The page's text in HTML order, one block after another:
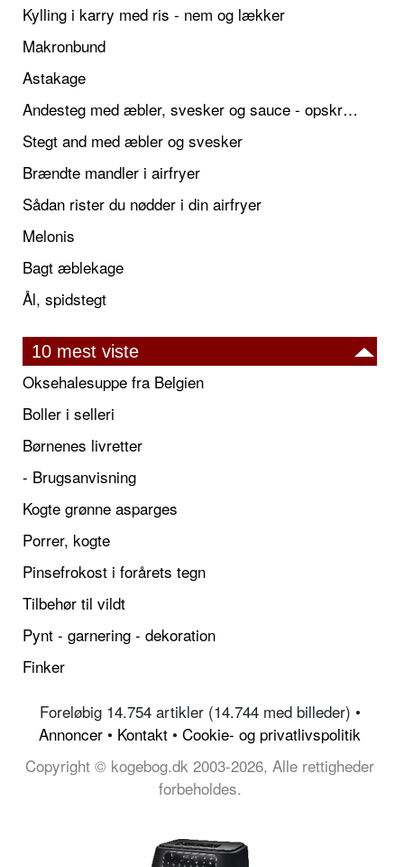
Kylling i karry med ris - nem og lækker
Makronbund
Astakage
Andesteg med æbler, svesker og sauce - opskrift også til jul
Stegt and med æbler og svesker
Brændte mandler i airfryer
Sådan rister du nødder i din airfryer
Melonis
Bagt æblekage
Ål, spidstegt
10 mest viste
Oksehalesuppe fra Belgien
Boller i selleri
Børnenes livretter
- Brugsanvisning
Kogte grønne asparges
Porrer, kogte
Pinsefrokost i forårets tegn
Tilbehør til vildt
Pynt - garnering - dekoration
Finker
Foreløbig 14.754 artikler (14.744 med billeder) •
Annoncer • Kontakt • Cookie- og privatlivspolitik
Copyright © kogebog.dk 2003-2026, Alle rettigheder
forbeholdes.